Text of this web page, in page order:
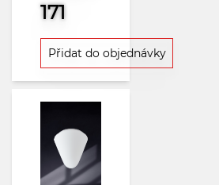
171
Přidat do objednávky